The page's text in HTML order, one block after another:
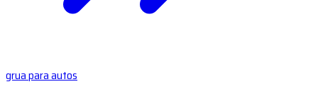
grua para autos